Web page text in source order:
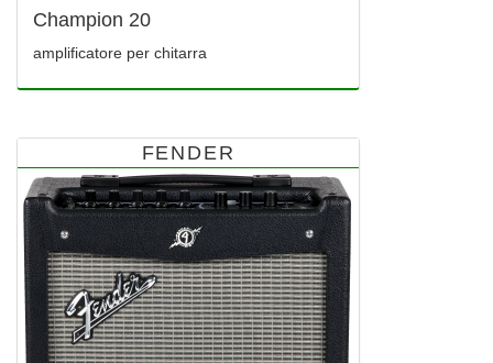
Champion 20
amplificatore per chitarra
FENDER